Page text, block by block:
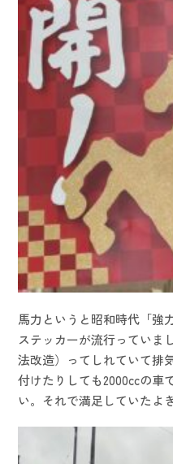
馬力というと昭和時代「強
ステッカーが流行っていま
法改造）ってしれていて排
付けたりしても2000ccの車
い。それで満足していたよ